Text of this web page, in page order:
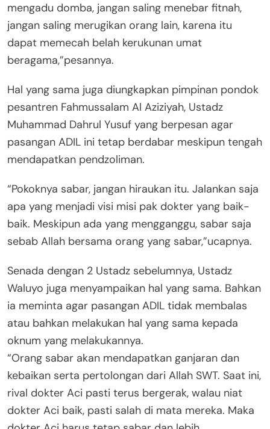
mengadu domba, jangan saling menebar fitnah,
jangan saling merugikan orang lain, karena itu
dapat memecah belah kerukunan umat
beragama,”pesannya.
Hal yang sama juga diungkapkan pimpinan pondok
pesantren Fahmussalam Al Aziziyah, Ustadz
Muhammad Dahrul Yusuf yang berpesan agar
pasangan ADIL ini tetap berdabar meskipun tengah
mendapatkan pendzoliman.
“Pokoknya sabar, jangan hiraukan itu. Jalankan saja
apa yang menjadi visi misi pak dokter yang baik-
baik. Meskipun ada yang mengganggu, sabar saja
sebab Allah bersama orang yang sabar,”ucapnya.
Senada dengan 2 Ustadz sebelumnya, Ustadz
Waluyo juga menyampaikan hal yang sama. Bahkan
ia meminta agar pasangan ADIL tidak membalas
atau bahkan melakukan hal yang sama kepada
oknum yang melakukannya.
“Orang sabar akan mendapatkan ganjaran dan
kebaikan serta pertolongan dari Allah SWT. Saat ini,
rival dokter Aci pasti terus bergerak, walau niat
dokter Aci baik, pasti salah di mata mereka. Maka